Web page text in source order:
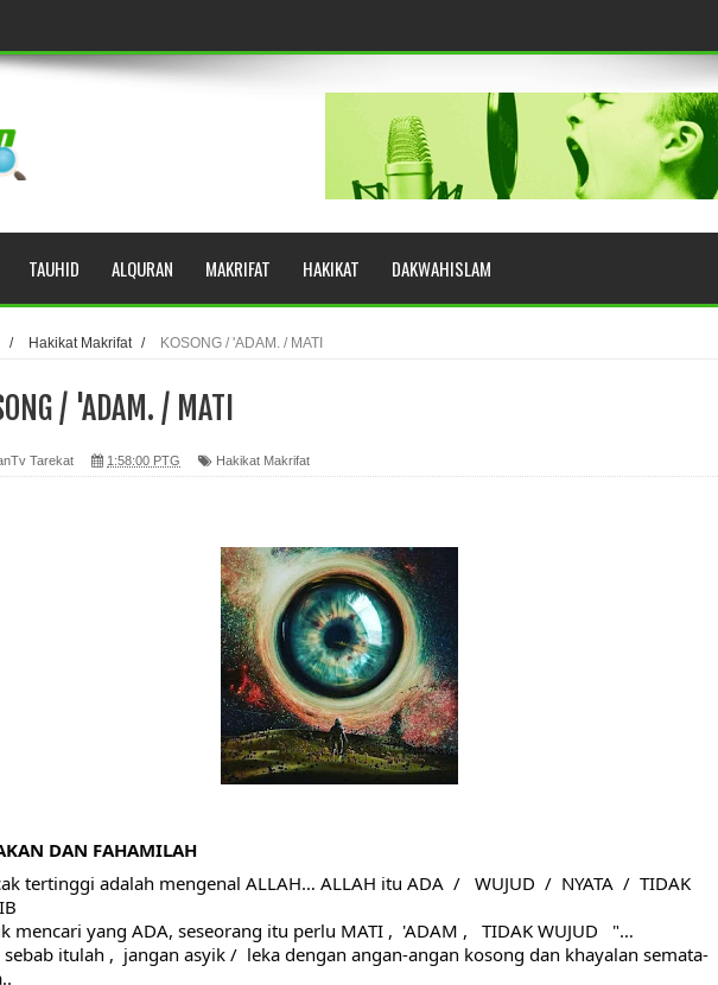
‘AṬĀ’ILLĀH - Peringkat-peringkat Zikir
SUFI PERTAMA DI ZAMAN RASULULLAH SAW?
ARABI) DAN WAHDATUS SYUHUD (AHMAD SIRHINDI)
AHL AL-SUNNAH WAL JAMA'AH: BUKAN SEKADAR MELIHAT, TETAPI MENGENAL DIRI
TASAWWUF*
SURAT AL-FATIHAHNYA TIDAK FASIH. TAPI SINGA PUN TUNDUK PADANYA
TUKANG SIHIR? JANGAN MUDAH TERPESONA, JANGAN JUGA MUDAH MENGHUKUM
MENEMUKAN JALAN PULANG
ALLAH MENYEMBUHKAN HATI, JIWA TURUT MENJADI KUAT
PELIK, TETAPI JALAN MEMBERSIHKAN HATI
SYUHUD, DAN MANUNGGALING KAWULA GUSTI
TAUHID ALQURAN MAKRIFAT HAKIKAT DAKWAHISLAM
/ Hakikat Makrifat / KOSONG / 'ADAM. / MATI
/ 'ADAM. / MATI
Tarekat 1:58:00 PTG Hakikat Makrifat
DAN FAHAMILAH
tertinggi adalah mengenal ALLAH… ALLAH itu ADA  /   WUJUD  /  NYATA  /  TIDAK
mencari yang ADA, seseorang itu perlu MATI ,  'ADAM ,   TIDAK WUJUD   "…
sebab itulah ,  jangan asyik /  leka dengan angan-angan kosong dan khayalan semata-